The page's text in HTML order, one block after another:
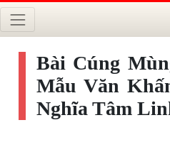
Bài Cúng
Mẫu Văn
Nghĩa Tâm